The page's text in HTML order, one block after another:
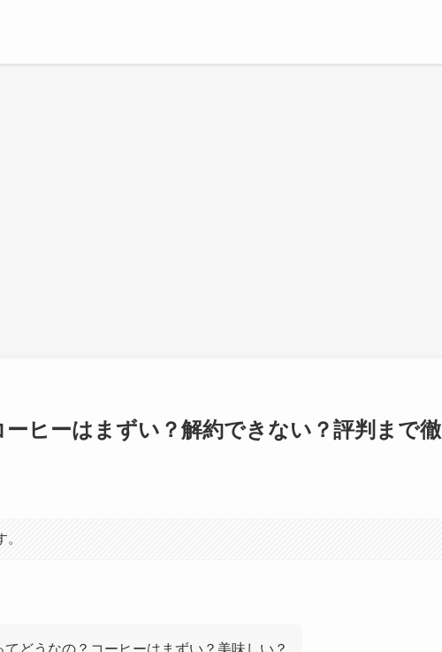
ーヒーはまずい？解約できない？評判まで徹